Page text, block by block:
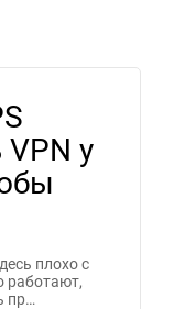
VPN у
плохо с
работают,
пр…